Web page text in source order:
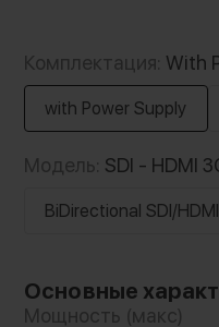
Комплектация: With
with Power Supply
Модель: SDI - HDMI
BiDirectional SDI/
Основные
Мощность (макс)